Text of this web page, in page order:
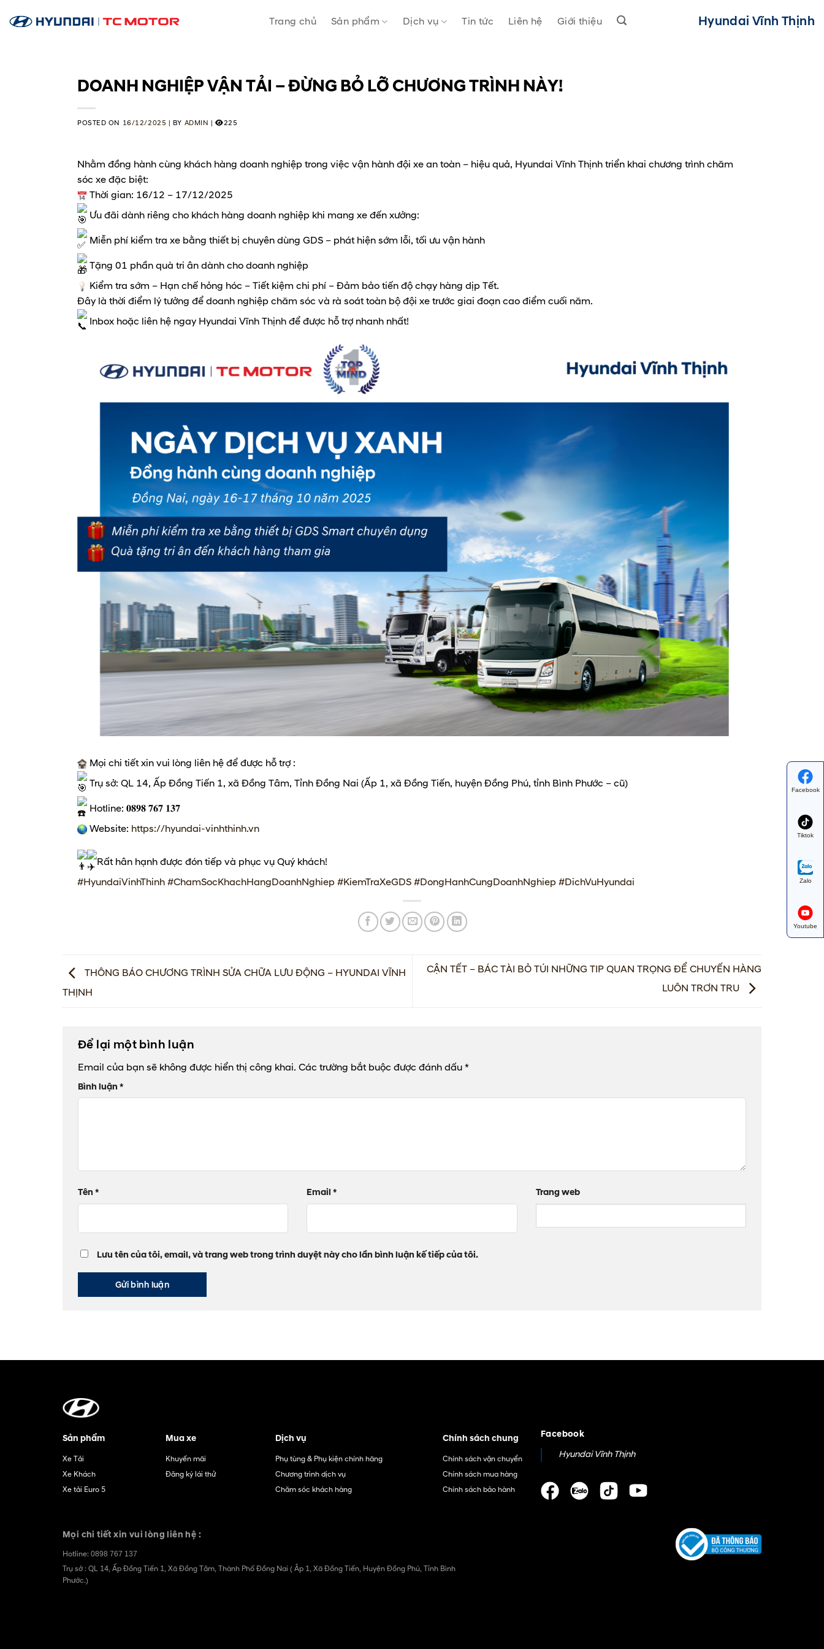
Trang chủ Sản phẩm Dịch vụ Tin tức Liên hệ Giới thiệu Hyundai Vĩnh Thịnh
DOANH NGHIỆP VẬN TẢI – ĐỪNG BỎ LỠ CHƯƠNG TRÌNH NÀY!
POSTED ON 16/12/2025 BY ADMIN | 225
Nhằm đồng hành cùng khách hàng doanh nghiệp trong việc vận hành đội xe an toàn – hiệu quả, Hyundai Vĩnh Thịnh triển khai chương trình chăm
sóc xe đặc biệt:
Thời gian: 16/12 – 17/12/2025
Ưu đãi dành riêng cho khách hàng doanh nghiệp khi mang xe đến xưởng:
Miễn phí kiểm tra xe bằng thiết bị chuyên dùng GDS – phát hiện sớm lỗi, tối ưu vận hành
Tặng 01 phần quà tri ân dành cho doanh nghiệp
Kiểm tra sớm – Hạn chế hỏng hóc – Tiết kiệm chi phí – Đảm bảo tiến độ chạy hàng dịp Tết.
Đây là thời điểm lý tưởng để doanh nghiệp chăm sóc và rà soát toàn bộ đội xe trước giai đoạn cao điểm cuối năm.
Inbox hoặc liên hệ ngay Hyundai Vĩnh Thịnh để được hỗ trợ nhanh nhất!
Mọi chi tiết xin vui lòng liên hệ để được hỗ trợ :
Trụ sở: QL 14, Ấp Đồng Tiến 1, xã Đồng Tâm, Tỉnh Đồng Nai (Ấp 1, xã Đồng Tiến, huyện Đồng Phú, tỉnh Bình Phước – cũ)
Hotline: 𝟎𝟖𝟗𝟖 𝟕𝟔𝟕 𝟏𝟑𝟕
Website: https://hyundai-vinhthinh.vn
Rất hân hạnh được đón tiếp và phục vụ Quý khách!
#HyundaiVinhThinh #ChamSocKhachHangDoanhNghiep #KiemTraXeGDS #DongHanhCungDoanhNghiep #DichVuHyundai
THÔNG BÁO CHƯƠNG TRÌNH SỬA CHỮA LƯU ĐỘNG – HYUNDAI VĨNH
THỊNH
CẬN TẾT – BÁC TÀI BỎ TÚI NHỮNG TIP QUAN TRỌNG ĐỂ CHUYẾN HÀNG
LUÔN TRƠN TRU
Để lại một bình luận
Email của bạn sẽ không được hiển thị công khai. Các trường bắt buộc được đánh dấu *
Bình luận *
Tên * Email* Trang web
Lưu tên của tôi, email, và trang web trong trình duyệt này cho lần bình luận kế tiếp của tôi.
Sản phẩm
Xe Tải
Xe Khách
Xe tải Euro 5
Mua xe
Khuyến mãi
Đăng ký lái thử
Dịch vụ
Phụ tùng & Phụ kiện chính hãng
Chương trình dịch vụ
Chăm sóc khách hàng
Chính sách chung
Chính sách vận chuyển
Chính sách mua hàng
Chính sách bảo hành
Facebook
Hyundai Vĩnh Thịnh
Mọi chi tiết xin vui lòng liên hệ :
Hotline: 0898 767 137
Trụ sở : QL 14, Ấp Đồng Tiến 1, Xã Đồng Tâm, Thành Phố Đồng Nai ( Âp 1, Xã Đồng Tiến, Huyện Đồng Phú, Tỉnh Bình
Phước.)
Facebook
Tiktok
Zalo
Youtube